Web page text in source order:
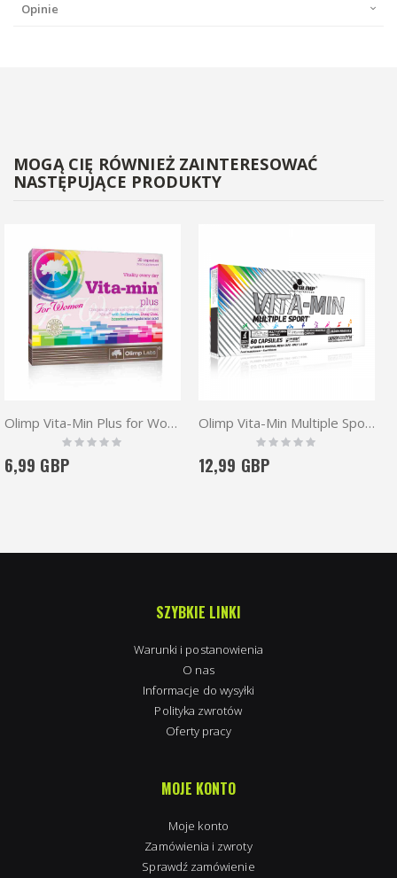
Opinie
MOGĄ CIĘ RÓWNIEŻ ZAINTERESOWAĆ
NASTĘPUJĄCE PRODUKTY
Olimp Vita-Min Plus for Women 30 caps
Rating:
6,99 GBP
Olimp Vita-Min Multiple Sport 60 caps
Rating:
12,99 GBP
SZYBKIE LINKI
Warunki i postanowienia
O nas
Informacje do wysyłki
Polityka zwrotów
Oferty pracy
MOJE KONTO
Moje konto
Zamówienia i zwroty
Sprawdź zamówienie